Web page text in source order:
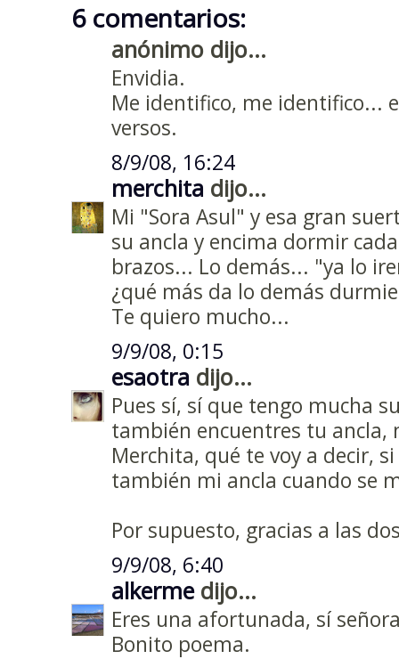
6 comentarios:
anónimo dijo...
Envidia.
Me identifico, me identifico...
versos.
8/9/08, 16:24
merchita dijo...
Mi "Sora Asul" y esa gran
su ancla y encima dormir
brazos... Lo demás... "ya lo
¿qué más da lo demás
Te quiero mucho...
9/9/08, 0:15
esaotra dijo...
Pues sí, sí que tengo mucha
también encuentres tu ancla,
Merchita, qué te voy a decir,
también mi ancla cuando se
Por supuesto, gracias a las
9/9/08, 6:40
alkermedijo...
Eres una afortunada, sí
Bonito poema.